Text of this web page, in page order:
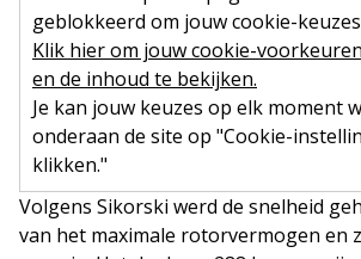
geblokkeerd om jouw cookie-
Klik hier om jouw cookie-
en de inhoud te bekijken.
Je kan jouw keuzes op elk moment
onderaan de site op "Cookie-
klikken."
Volgens Sikorski werd de snelheid
van het maximale rotorvermogen en